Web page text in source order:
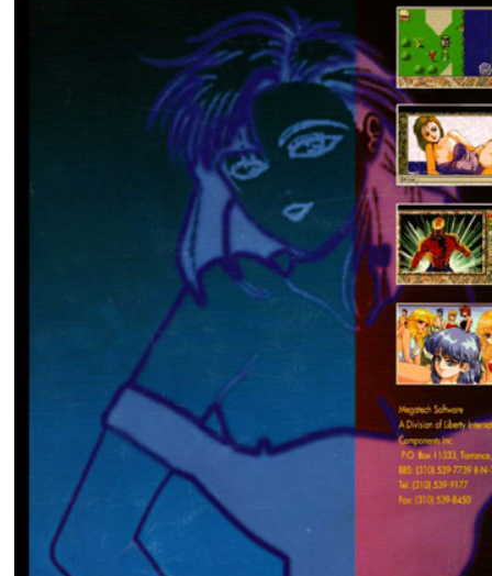
Manual del juego.